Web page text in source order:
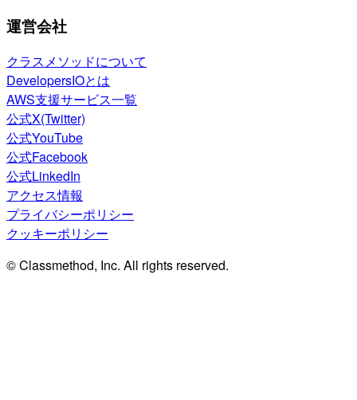
運営会社
クラスメソッドについて
DevelopersIOとは
AWS支援サービス一覧
公式X(Twitter)
公式YouTube
公式Facebook
公式LinkedIn
アクセス情報
プライバシーポリシー
クッキーポリシー
© Classmethod, Inc. All rights reserved.